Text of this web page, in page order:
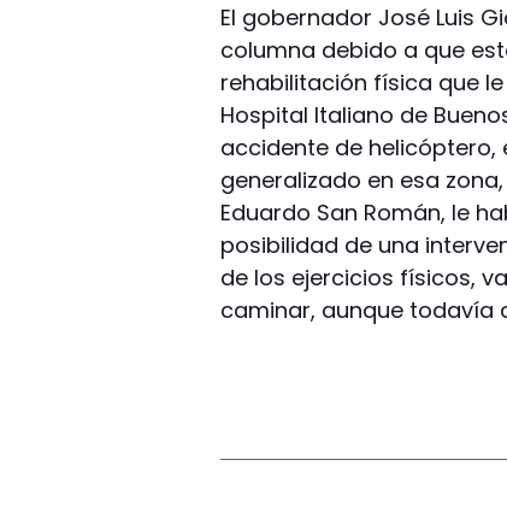
El gobernador José Luis
columna debido a que
rehabilitación física que
Hospital Italiano de
accidente de
generalizado en esa
Eduardo San Román, le
posibilidad de una
de los ejercicios físicos,
caminar, aunque todavía